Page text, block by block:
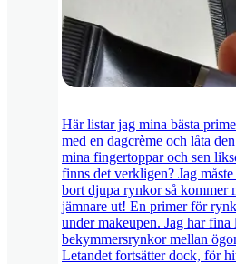
Här listar jag mina bästa
med en dagcrème och låta
mina fingertoppar och sen
finns det verkligen? Jag
bort djupa rynkor så kommer
jämnare ut! En primer för
under makeupen. Jag har
bekymmersrynkor mellan
Letandet fortsätter dock, för